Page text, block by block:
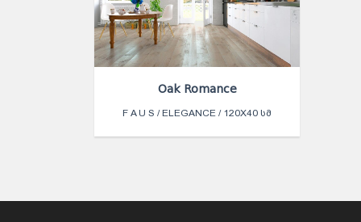
Oak Romance
F A U S / ELEGANCE / 120X40 ᲡᲛ